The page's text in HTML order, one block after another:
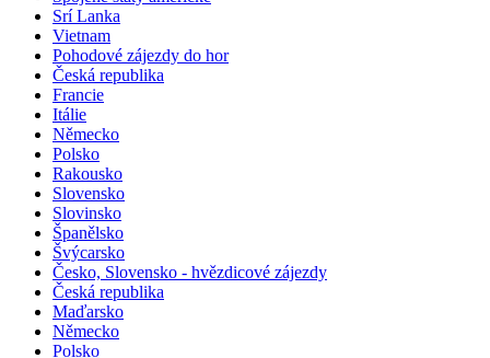
Srí Lanka
Vietnam
Pohodové zájezdy do hor
Česká republika
Francie
Itálie
Německo
Polsko
Rakousko
Slovensko
Slovinsko
Španělsko
Švýcarsko
Česko, Slovensko - hvězdicové zájezdy
Česká republika
Maďarsko
Německo
Polsko